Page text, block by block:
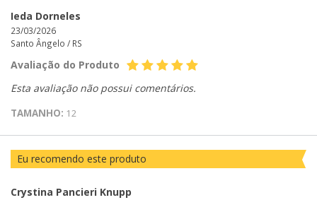
Ieda Dorneles
23/03/2026
Santo Ângelo / RS
Avaliação do Produto
Esta avaliação não possui comentários.
TAMANHO: 12
Eu recomendo este produto
Crystina Pancieri Knupp